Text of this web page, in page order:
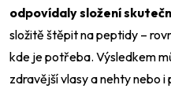
odpovídaly složení
složitě štěpit na peptidy –
kde je potřeba. Výsledkem
zdravější vlasy a nehty nebo i